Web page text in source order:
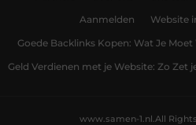
Aanmelden Website
Goede Backlinks Kopen: Wat Je
Geld Verdienen met je Website: Zo
All
www.samen-1.nl.